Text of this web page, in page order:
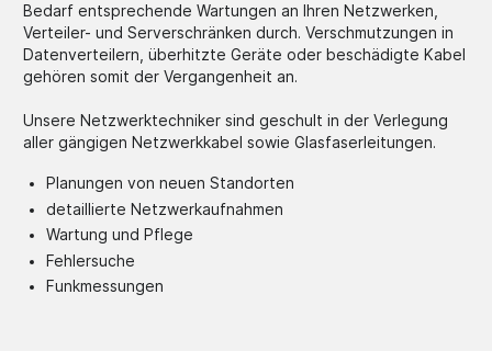
Bedarf entsprechende Wartungen an Ihren Netzwerken,
Verteiler- und Serverschränken durch. Verschmutzungen in
Datenverteilern, überhitzte Geräte oder beschädigte Kabel
gehören somit der Vergangenheit an.
Unsere Netzwerktechniker sind geschult in der Verlegung
aller gängigen Netzwerkkabel sowie Glasfaserleitungen.
Planungen von neuen Standorten
detaillierte Netzwerkaufnahmen
Wartung und Pflege
Fehlersuche
Funkmessungen